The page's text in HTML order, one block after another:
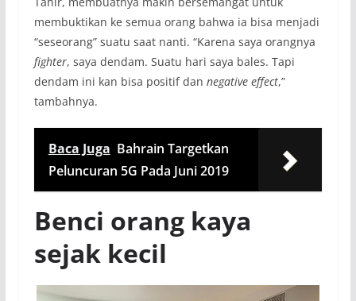
membuktikan ke semua orang bahwa ia bisa menjadi
“seseorang” suatu saat nanti. “Karena saya orangnya
fighter, saya dendam. Suatu hari saya bales. Tapi
dendam ini kan bisa positif dan negative effect,”
tambahnya.
Baca Juga Bahrain Targetkan
Peluncuran 5G Pada Juni 2019
Benci orang kaya
sejak kecil